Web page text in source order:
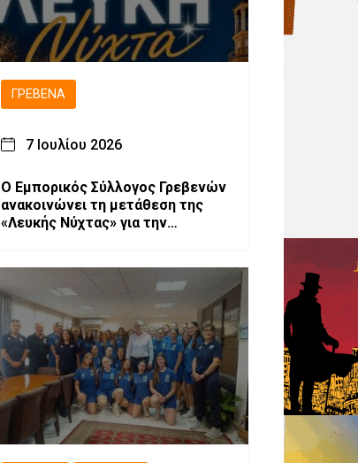
ΓΡΕΒΕΝΆ
7 Ιουλίου 2026
Ο Εμπορικός Σύλλογος Γρεβενών
ανακοινώνει τη μετάθεση της
«Λευκής Νύχτας» για την